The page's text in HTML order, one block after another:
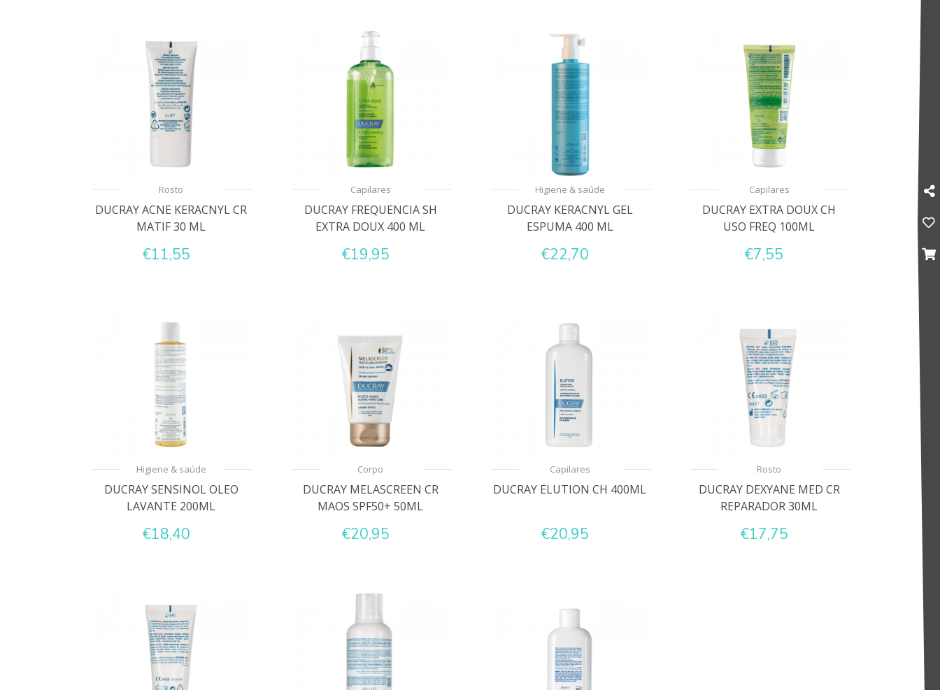
Rosto
DUCRAY ACNE KERACNYL CR
MATIF 30 ML
€11,55
Capilares
DUCRAY FREQUENCIA SH
EXTRA DOUX 400 ML
€19,95
Higiene & saúde
DUCRAY KERACNYL GEL
ESPUMA 400 ML
€22,70
Capilares
DUCRAY EXTRA DOUX CH
USO FREQ 100ML
€7,55
Higiene & saúde
DUCRAY SENSINOL OLEO
LAVANTE 200ML
€18,40
Corpo
DUCRAY MELASCREEN CR
MAOS SPF50+ 50ML
€20,95
Capilares
DUCRAY ELUTION CH 400ML
€20,95
Rosto
DUCRAY DEXYANE MED CR
REPARADOR 30ML
€17,75